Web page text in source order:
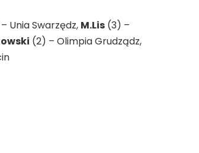
Unia Swarzędz, M.Lis (3) –
(2) – Olimpia Grudządz,